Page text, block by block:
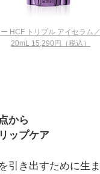
HCF トリプル アイセラム
20mL 15,290円（税込）
から
ップケア
引き出すために生